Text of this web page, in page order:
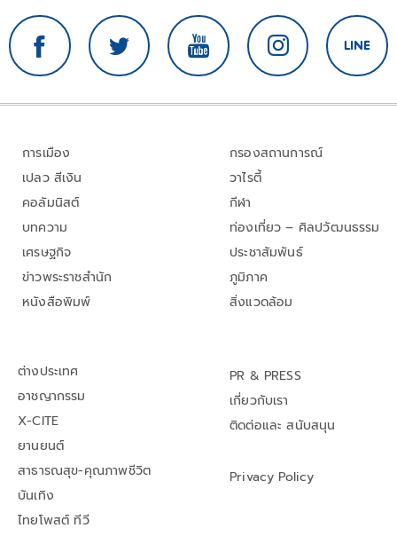
การเมือง
เปลว สีเงิน
คอลัมนิสต์
บทความ
เศรษฐกิจ
ข่าวพระราชสำนัก
หนังสือพิมพ์
กรองสถานการณ์
วาไรตี้
กีฬา
ท่องเที่ยว – ศิลปวัฒนธรรม
ประชาสัมพันธ์
ภูมิภาค
สิ่งแวดล้อม
ต่างประเทศ
อาชญากรรม
X-CITE
ยานยนต์
สาธารณสุข-คุณภาพชีวิต
บันเทิง
ไทยโพสต์ ทีวี
PR & PRESS
เกี่ยวกับเรา
ติดต่อและ สนับสนุน
Privacy Policy